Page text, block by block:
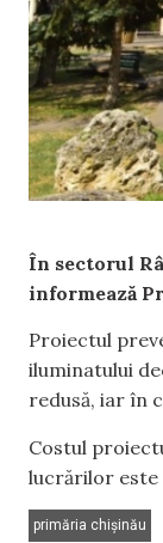
În sectorul
informează
Proiectul
iluminatului
redusă, iar în
Costul
lucrărilor este
primăria chișinău